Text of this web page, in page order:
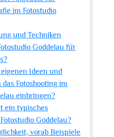
im Fotostudio
und Techniken
Goddelau für
Ideen und
Fotoshooting im
einbringen?
ein typisches
Goddelau?
vorab Beispiele